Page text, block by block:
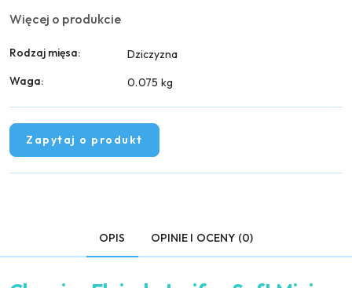
Więcej o produkcie
Rodzaj mięsa:
Dziczyzna
Waga:
0.075 kg
Zapytaj o produkt
OPIS OPINIE I OCENY (0)